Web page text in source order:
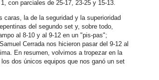
con parciales de 25-17, 23-25 y 15-13.
caras, la de la seguridad y la superioridad
del segundo set y, sobre todo,
al 8-10 y al 9-12 en un "pis-pas";
Cerrada nos hicieron pasar del 9-12 al
En resumen, volvimos a tropezar en la
dos únicos equipos que nos ganó un set